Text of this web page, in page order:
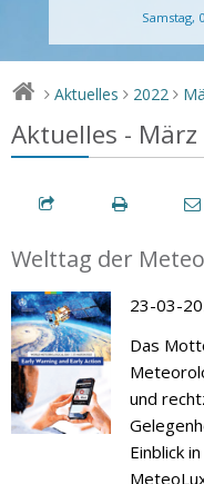
Samstag,
> Aktuelles > 2022 >
Aktuelles - März
Welttag der
23-03-
Das
und
Einblick